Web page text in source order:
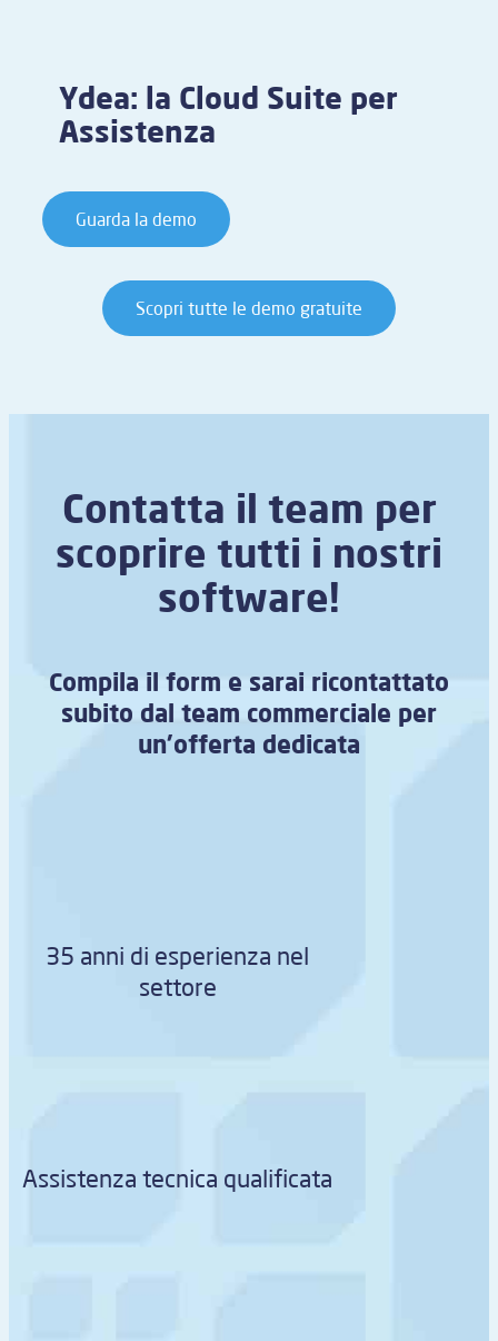
Ydea: la Cloud Suite per
Assistenza
Guarda la demo
Scopri tutte le demo gratuite
Contatta il team per
scoprire tutti i nostri
software!
Compila il form e sarai ricontattato
subito dal team commerciale per
un’offerta dedicata
35 anni di esperienza nel
settore
Assistenza tecnica qualificata